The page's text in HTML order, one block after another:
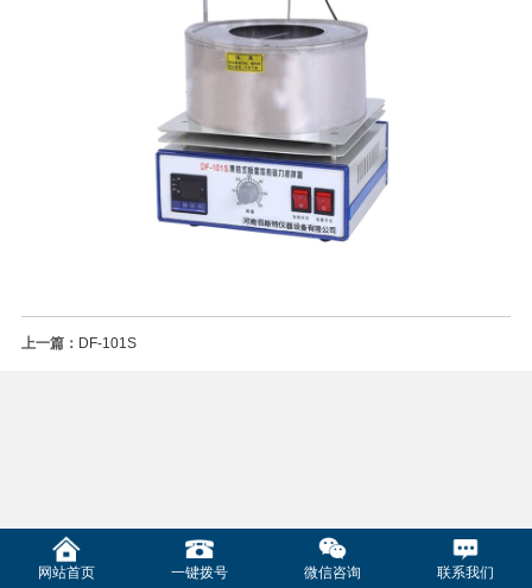
上一篇： DF-101S
网站首页 一键拨号 微信咨询 联系我们